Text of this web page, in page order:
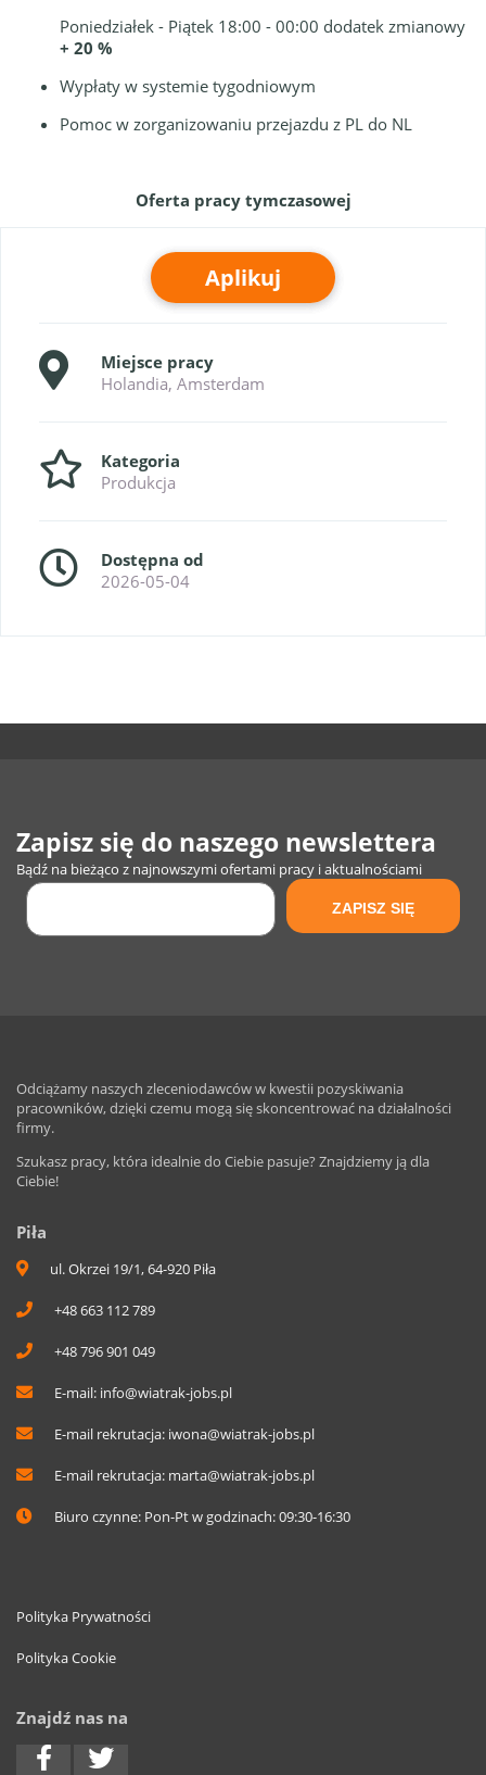
Poniedziałek - Piątek 18:00 - 00:00 dodatek zmianowy
+ 20 %
Wypłaty w systemie tygodniowym
Pomoc w zorganizowaniu przejazdu z PL do NL
Oferta pracy tymczasowej
Aplikuj
Miejsce pracy
Holandia, Amsterdam
Kategoria
Produkcja
Dostępna od
2026-05-04
Zapisz się do naszego newslettera
Bądź na bieżąco z najnowszymi ofertami pracy i aktualnościami
Odciążamy naszych zleceniodawców w kwestii pozyskiwania
pracowników, dzięki czemu mogą się skoncentrować na działalności
firmy.
Szukasz pracy, która idealnie do Ciebie pasuje? Znajdziemy ją dla
Ciebie!
Piła
ul. Okrzei 19/1, 64-920 Piła
+48 663 112 789
+48 796 901 049
E-mail: info@wiatrak-jobs.pl
E-mail rekrutacja: iwona@wiatrak-jobs.pl
E-mail rekrutacja: marta@wiatrak-jobs.pl
Biuro czynne: Pon-Pt w godzinach: 09:30-16:30
Polityka Prywatności
Polityka Cookie
Znajdź nas na